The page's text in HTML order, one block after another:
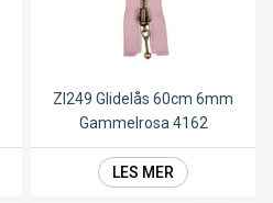
ZI249 Glidelås 60cm 6mm
Gammelrosa 4162
LES MER